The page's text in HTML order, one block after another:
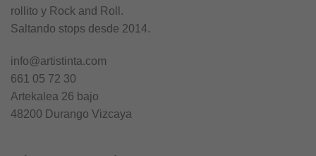
rollito y Rock and Roll.
Saltando stops desde 2014.
info@artistinta.com
661 05 72 30
Artekalea 26 bajo
48200 Durango Vizcaya